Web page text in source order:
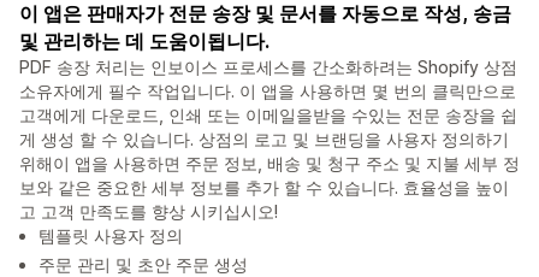
이 앱은 판매자가 전문 송장 및 문서를 자동으로 작성, 송금
및 관리하는 데 도움이됩니다.
PDF 송장 처리는 인보이스 프로세스를 간소화하려는 Shopify 상점
소유자에게 필수 작업입니다. 이 앱을 사용하면 몇 번의 클릭만으로
고객에게 다운로드, 인쇄 또는 이메일을받을 수있는 전문 송장을 쉽
게 생성 할 수 있습니다. 상점의 로고 및 브랜딩을 사용자 정의하기
위해이 앱을 사용하면 주문 정보, 배송 및 청구 주소 및 지불 세부 정
보와 같은 중요한 세부 정보를 추가 할 수 있습니다. 효율성을 높이
고 고객 만족도를 향상 시키십시오!
템플릿 사용자 정의
주문 관리 및 초안 주문 생성